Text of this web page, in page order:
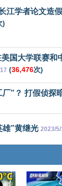
江学者论文造假
)
国大学联赛和
(36,476次)
”？ 打假侦探
雄”黄继光 2023/